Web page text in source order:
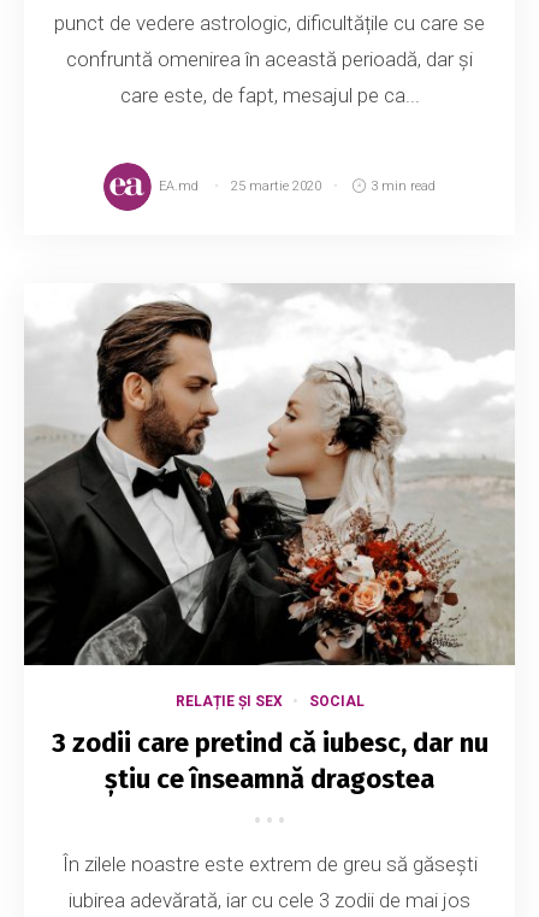
punct de vedere astrologic, dificultățile cu care se
confruntă omenirea în această perioadă, dar și
care este, de fapt, mesajul pe ca...
EA.md 25 martie 2020 3 min read
RELAȚIE ȘI SEX SOCIAL
3 zodii care pretind că iubesc, dar nu
știu ce înseamnă dragostea
În zilele noastre este extrem de greu să găsești
iubirea adevărată, iar cu cele 3 zodii de mai jos